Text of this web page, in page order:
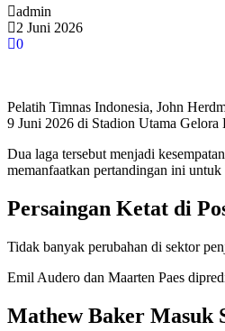
admin
2 Juni 2026
0
Pelatih Timnas Indonesia, John
9 Juni 2026 di Stadion Utama Gelora
Dua laga tersebut menjadi
memanfaatkan pertandingan ini
Persaingan Ketat di
Tidak banyak perubahan di sektor
Emil Audero dan Maarten Paes
Mathew Baker Masuk